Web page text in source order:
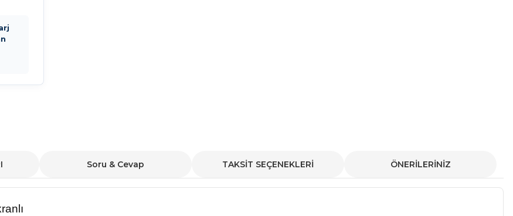
Soru & Cevap TAKSİT SEÇENEKLERİ ÖNERİLERİNİZ